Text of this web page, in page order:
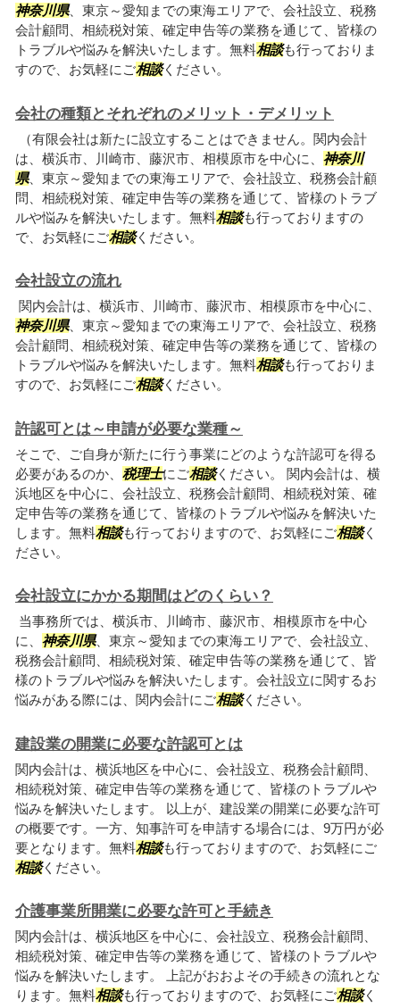
神奈川県、東京～愛知までの東海エリアで、会社設立、税務
会計顧問、相続税対策、確定申告等の業務を通じて、皆様の
トラブルや悩みを解決いたします。無料相談も行っておりま
すので、お気軽にご相談ください。
会社の種類とそれぞれのメリット・デメリット
（有限会社は新たに設立することはできません。関内会計
は、横浜市、川崎市、藤沢市、相模原市を中心に、 神奈川
県、東京～愛知までの東海エリアで、会社設立、税務会計顧
問、相続税対策、確定申告等の業務を通じて、皆様のトラブ
ルや悩みを解決いたします。無料相談も行っておりますの
で、お気軽にご相談ください。
会社設立の流れ
関内会計は、横浜市、川崎市、藤沢市、相模原市を中心に、
神奈川県、東京～愛知までの東海エリアで、会社設立、税務
会計顧問、相続税対策、確定申告等の業務を通じて、皆様の
トラブルや悩みを解決いたします。無料相談も行っておりま
すので、お気軽にご相談ください。
許認可とは～申請が必要な業種～
そこで、ご自身が新たに行う事業にどのような許認可を得る
必要があるのか、 税理士にご相談ください。 関内会計は、横
浜地区を中心に、会社設立、税務会計顧問、相続税対策、確
定申告等の業務を通じて、皆様のトラブルや悩みを解決いた
します。無料相談も行っておりますので、お気軽にご相談く
ださい。
会社設立にかかる期間はどのくらい？
当事務所では、横浜市、川崎市、藤沢市、相模原市を中心
に、 神奈川県、東京～愛知までの東海エリアで、会社設立、
税務会計顧問、相続税対策、確定申告等の業務を通じて、皆
様のトラブルや悩みを解決いたします。会社設立に関するお
悩みがある際には、関内会計にご相談ください。
建設業の開業に必要な許認可とは
関内会計は、横浜地区を中心に、会社設立、税務会計顧問、
相続税対策、確定申告等の業務を通じて、皆様のトラブルや
悩みを解決いたします。 以上が、建設業の開業に必要な許可
の概要です。一方、知事許可を申請する場合には、9万円が必
要となります。無料相談も行っておりますので、お気軽にご
相談ください。
介護事業所開業に必要な許可と手続き
関内会計は、横浜地区を中心に、会社設立、税務会計顧問、
相続税対策、確定申告等の業務を通じて、皆様のトラブルや
悩みを解決いたします。 上記がおおよその手続きの流れとな
ります。無料相談も行っておりますので、お気軽にご相談く